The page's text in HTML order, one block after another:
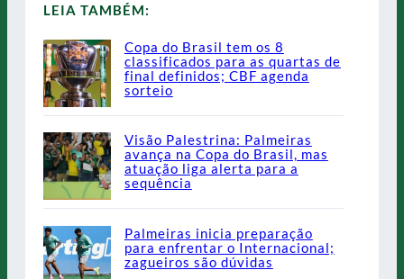
LEIA TAMBÉM:
Copa do Brasil tem os 8
classificados para as quartas de
final definidos; CBF agenda
sorteio
Visão Palestrina: Palmeiras
avança na Copa do Brasil, mas
atuação liga alerta para a
sequência
Palmeiras inicia preparação
para enfrentar o Internacional;
zagueiros são dúvidas